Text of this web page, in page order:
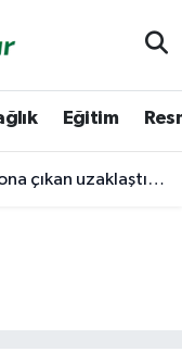
Eğitim
kararlı koca ikna edildi